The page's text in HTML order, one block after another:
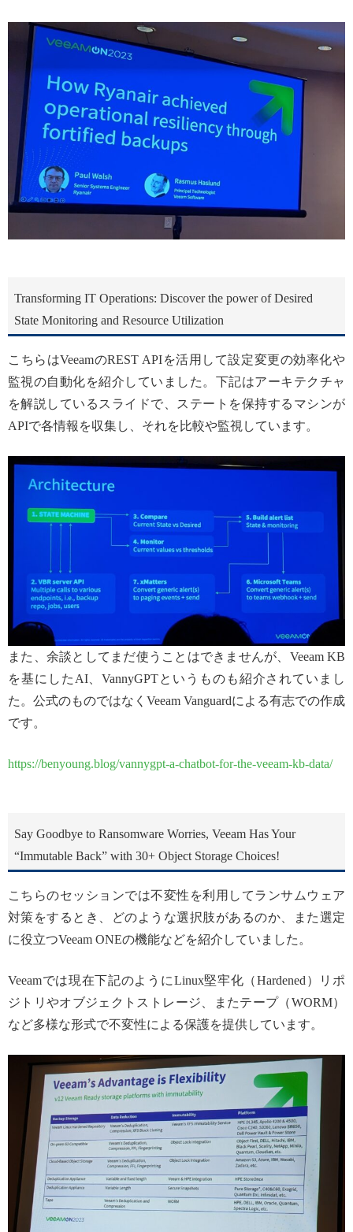
Transforming IT Operations: Discover the power of Desired
State Monitoring and Resource Utilization
こちらはVeeamのREST APIを活用して設定変更の効率化や
監視の自動化を紹介していました。下記はアーキテクチャ
を解説しているスライドで、ステートを保持するマシンが
APIで各情報を収集し、それを比較や監視しています。
また、余談としてまだ使うことはできませんが、Veeam KB
を基にしたAI、VannyGPTというものも紹介されていまし
た。公式のものではなくVeeam Vanguardによる有志での作成
です。
https://benyoung.blog/vannygpt-a-chatbot-for-the-veeam-kb-data/
Say Goodbye to Ransomware Worries, Veeam Has Your
“Immutable Back” with 30+ Object Storage Choices!
こちらのセッションでは不変性を利用してランサムウェア
対策をするとき、どのような選択肢があるのか、また選定
に役立つVeeam ONEの機能などを紹介していました。
Veeamでは現在下記のようにLinux堅牢化（Hardened）リポ
ジトリやオブジェクトストレージ、またテープ（WORM）
など多様な形式で不変性による保護を提供しています。